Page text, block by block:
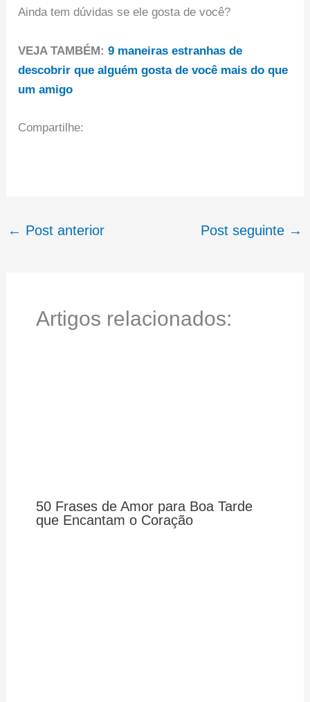
Ainda tem dúvidas se ele gosta de você?
VEJA TAMBÉM:9 maneiras estranhas de
descobrir que alguém gosta de você mais do que
um amigo
Compartilhe:
← Post anterior Post seguinte →
Artigos relacionados:
50 Frases de Amor para Boa Tarde
que Encantam o Coração